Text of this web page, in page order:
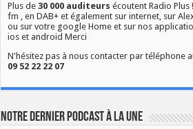
Plus de 30 000 auditeurs écoutent Radio Plus
fm , en DAB+ et également sur internet, sur
ou sur votre google Home et sur nos
ios et android Merci
N'hésitez pas à nous contacter par téléphone
09 52 22 22 07
Notre dernier podcast à la une